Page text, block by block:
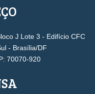
J Lote 3 - Edifício CFC
- Brasília/DF
70070-920